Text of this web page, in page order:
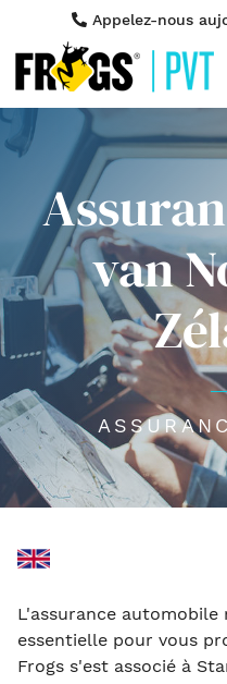
Appelez-nous
van
L'assurance
essentielle pour vous
Frogs s'est associé à